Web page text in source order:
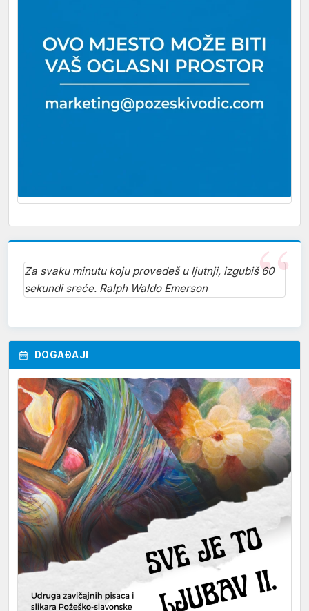
Za svaku minutu koju provedeš u ljutnji, izgubiš 60
sekundi sreće. Ralph Waldo Emerson
DOGAĐAJI